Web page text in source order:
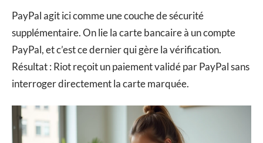
PayPal agit ici comme une couche de sécurité
supplémentaire. On lie la carte bancaire à un compte
PayPal, et c’est ce dernier qui gère la vérification.
Résultat : Riot reçoit un paiement validé par PayPal sans
interroger directement la carte marquée.